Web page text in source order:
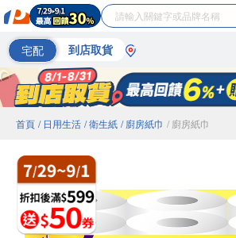
宅配 到店取貨
首頁 / 日用生活 / 衛生紙 / 廚房紙巾 / 廚房紙巾